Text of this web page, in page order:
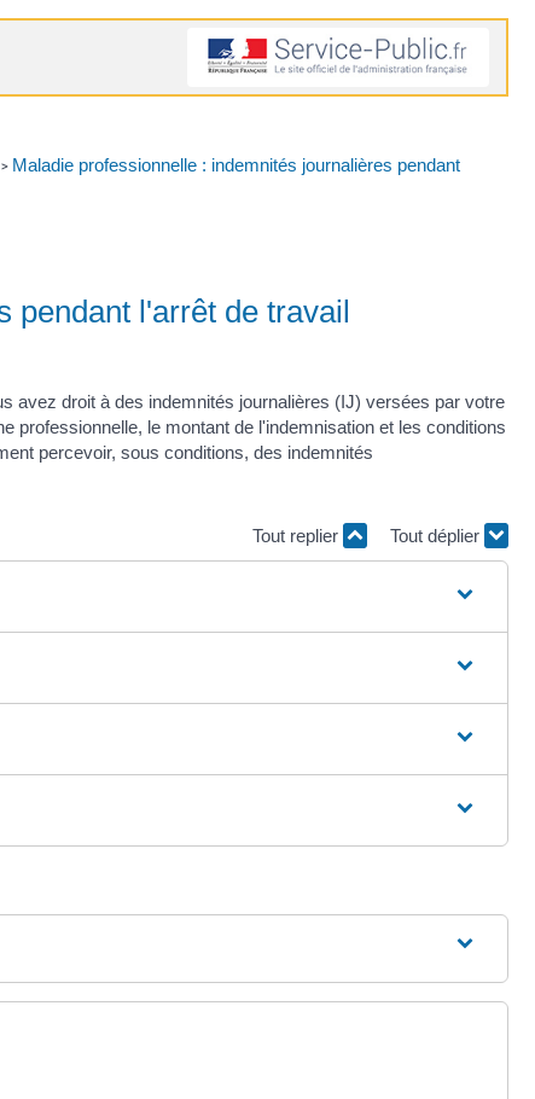
> Maladie professionnelle : indemnités journalières pendant
pendant l'arrêt de travail
avez droit à des indemnités journalières (IJ) versées par votre
professionnelle, le montant de l'indemnisation et les conditions
percevoir, sous conditions, des indemnités
Tout replier Tout déplier